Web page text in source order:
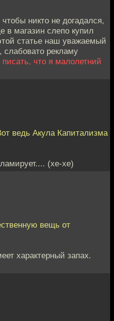
никто не догадался,
в магазин слепо купил
статье наш уважаемый
рекламу
что я малолетний
ведь Акула Капитализма
(хе-хе)
вещь от
характерный запах.